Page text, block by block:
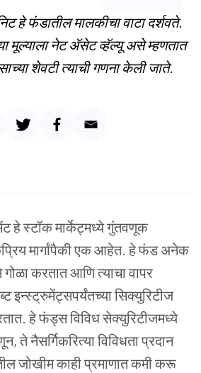
हे फंडातील मालकीचा वाटा दर्शवते.
मूल्याला नेट ॲसेट व्हॅल्यू असे म्हणतात
शेवटी त्याची गणना केली जाते.
हे स्टॉक मार्केट्मध्ये गुंतवणूक
मार्गांपैकी एक आहेत. हे फंड अनेक
करतात आणि त्याचा वापर
इन्स्ट्रुमेंट्सपर्यंतच्या सिक्युरिटीज
हे फंड्स विविध सेक्युरिटीजमध्ये
ते नैसर्गिकरित्या विविधता प्रदान
जोखीम काही प्रमाणात कमी करू